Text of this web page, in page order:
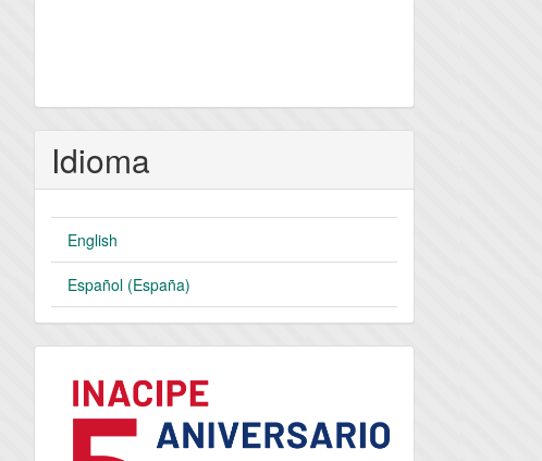
Idioma
English
Español (España)
logo